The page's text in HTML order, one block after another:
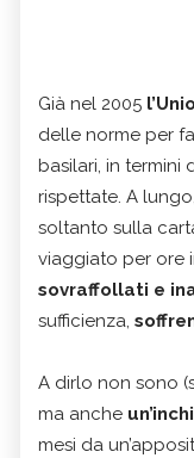
Già nel 2005
delle norme per
basilari, in termini
rispettate. A
soltanto sulla
viaggiato per ore
sovraffollati e
sufficienza,
A dirlo non sono
ma anche
mesi da